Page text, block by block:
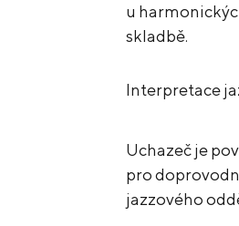
u
skladbě.
Interpretace
Uchazeč je
pro
jazzového